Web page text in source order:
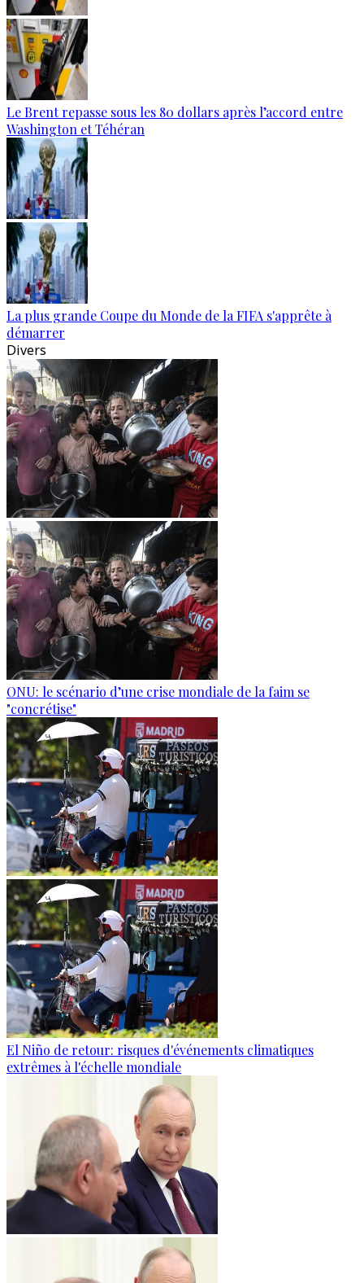
Le Brent repasse sous les 80 dollars après l’accord entre
Washington et Téhéran
La plus grande Coupe du Monde de la FIFA s'apprête à
démarrer
Divers
ONU: le scénario d’une crise mondiale de la faim se
"concrétise"
El Niño de retour: risques d'événements climatiques
extrêmes à l'échelle mondiale